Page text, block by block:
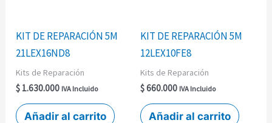
KIT DE REPARACIÓN 5M
21LEX16ND8
Kits de Reparación
$ 1.630.000 IVA Incluido
Añadir al carrito
KIT DE REPARACIÓN 5M
12LEX10FE8
Kits de Reparación
$660.000 IVA Incluido
Añadir al carrito